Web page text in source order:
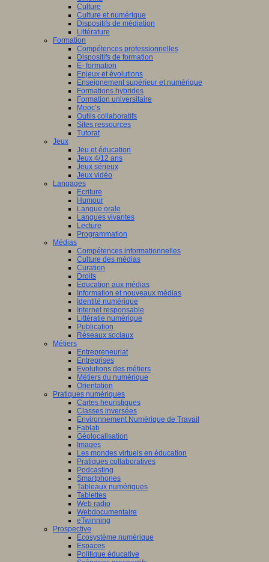
Culture
Culture et numérique
Dispositifs de médiation
Littérature
Formation
Compétences professionnelles
Dispositifs de formation
E- formation
Enjeux et évolutions
Enseignement supérieur et numérique
Formations hybrides
Formation universitaire
Mooc’s
Outils collaboratifs
Sites ressources
Tutorat
Jeux
Jeu et éducation
Jeux 4/12 ans
Jeux sérieux
Jeux vidéo
Langages
Ecriture
Humour
Langue orale
Langues vivantes
Lecture
Programmation
Médias
Compétences informationnelles
Culture des médias
Curation
Droits
Education aux médias
Information et nouveaux médias
Identité numérique
Internet responsable
Littératie numérique
Publication
Réseaux sociaux
Métiers
Entrepreneuriat
Entreprises
Evolutions des métiers
Métiers du numérique
Orientation
Pratiques numériques
Cartes heuristiques
Classes inversées
Environnement Numérique de Travail
Fablab
Géolocalisation
Images
Les mondes virtuels en éducation
Pratiques collaboratives
Podcasting
Smartphones
Tableaux numériques
Tablettes
Web radio
Webdocumentaire
eTwinning
Prospective
Ecosystème numérique
Espaces
Politique éducative